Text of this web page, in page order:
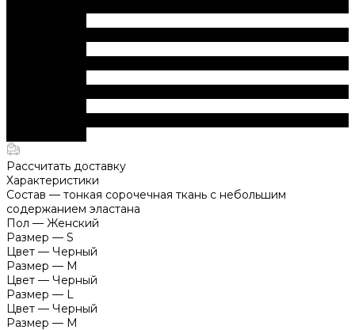
Рассчитать доставку
Характеристики
Состав — тонкая сорочечная ткань с небольшим
содержанием эластана
Пол — Женский
Размер — S
Цвет — Черный
Размер — M
Цвет — Черный
Размер — L
Цвет — Черный
Размер — M